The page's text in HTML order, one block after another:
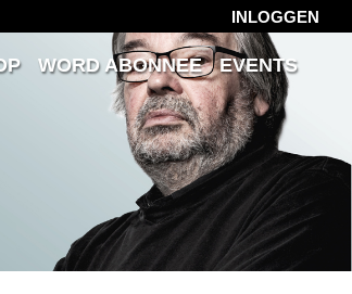
INLOGGEN
WORD ABONNEE
EVENTS